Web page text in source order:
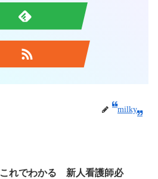
milky
これでわかる 新人看護師必